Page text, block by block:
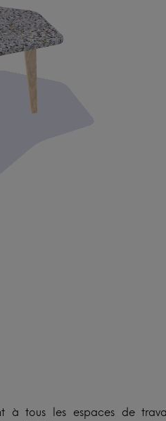
à tous les espaces de